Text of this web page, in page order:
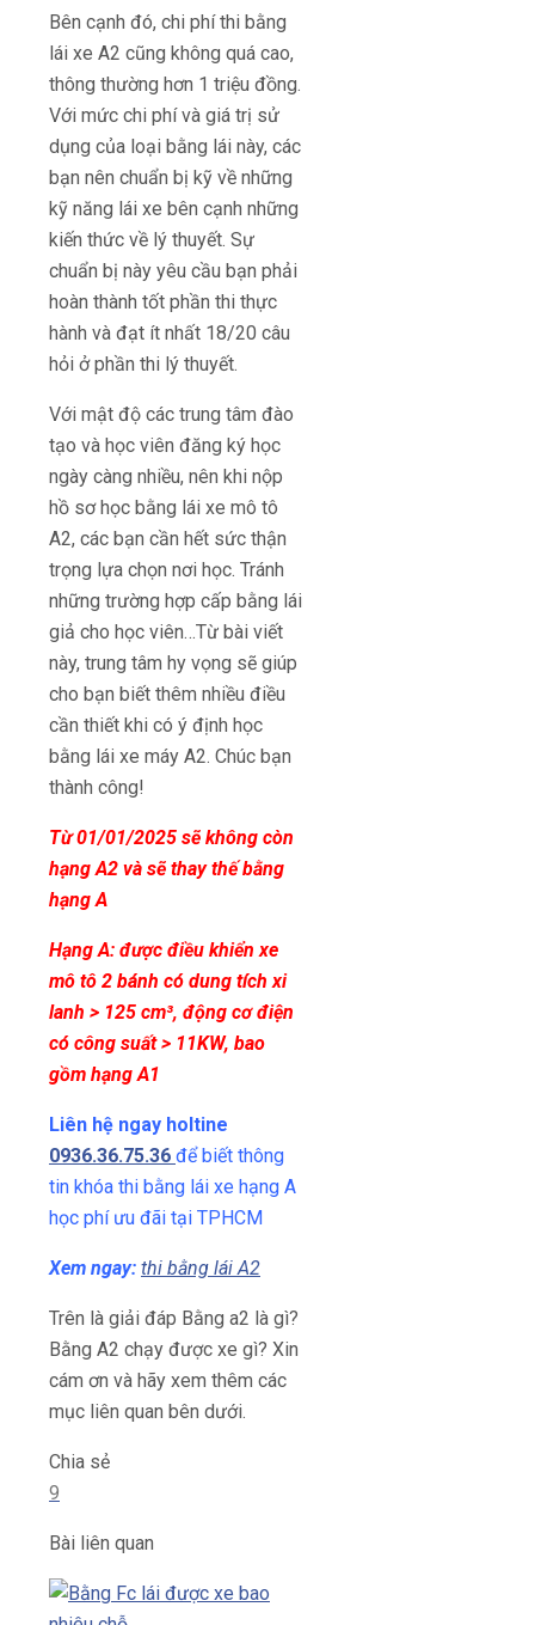
Bên cạnh đó, chi phí thi bằng
lái xe A2 cũng không quá cao,
thông thường hơn 1 triệu đồng.
Với mức chi phí và giá trị sử
dụng của loại bằng lái này, các
bạn nên chuẩn bị kỹ về những
kỹ năng lái xe bên cạnh những
kiến thức về lý thuyết. Sự
chuẩn bị này yêu cầu bạn phải
hoàn thành tốt phần thi thực
hành và đạt ít nhất 18/20 câu
hỏi ở phần thi lý thuyết.
Với mật độ các trung tâm đào
tạo và học viên đăng ký học
ngày càng nhiều, nên khi nộp
hồ sơ học bằng lái xe mô tô
A2, các bạn cần hết sức thận
trọng lựa chọn nơi học. Tránh
những trường hợp cấp bằng lái
giả cho học viên…Từ bài viết
này, trung tâm hy vọng sẽ giúp
cho bạn biết thêm nhiều điều
cần thiết khi có ý định học
bằng lái xe máy A2. Chúc bạn
thành công!
Từ 01/01/2025 sẽ không còn
hạng A2 và sẽ thay thế bằng
hạng A
Hạng A: được điều khiển xe
mô tô 2 bánh có dung tích xi
lanh > 125 cm³, động cơ điện
có công suất > 11KW, bao
gồm hạng A1
Liên hệ ngay holtine
0936.36.75.36 để biết thông
tin khóa thi bằng lái xe hạng A
học phí ưu đãi tại TPHCM
Xem ngay: thi bằng lái A2
Trên là giải đáp Bằng a2 là gì?
Bằng A2 chạy được xe gì? Xin
cám ơn và hãy xem thêm các
mục liên quan bên dưới.
Chia sẻ
9
Bài liên quan